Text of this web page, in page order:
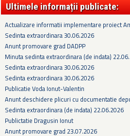
Ultimele informații publicate:
Actualizare informatii implementare proiect
Sedinta extraordinara 30.06.2026
Anunt promovare grad DADPP
Minuta sedinta extraordinara (de indata)
Sedinta extraordinara 30.06.2026
Sedinta extraordinara 30.06.2026
Publicatie Voda Ionut-Valentin
Anunt deschidere plicuri cu documentatie
Sedinta extraordinara (de indata) 22.06.2026
Publictatie Dragusin Ionut
Anunt promovare grad 23.07.2026